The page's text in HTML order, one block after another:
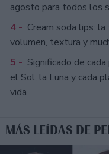
agosto para todos los
4 - Cream soda lips:
volumen, textura y
5 - Significado de
el Sol, la Luna y cada
vida
MÁS LEÍDAS DE